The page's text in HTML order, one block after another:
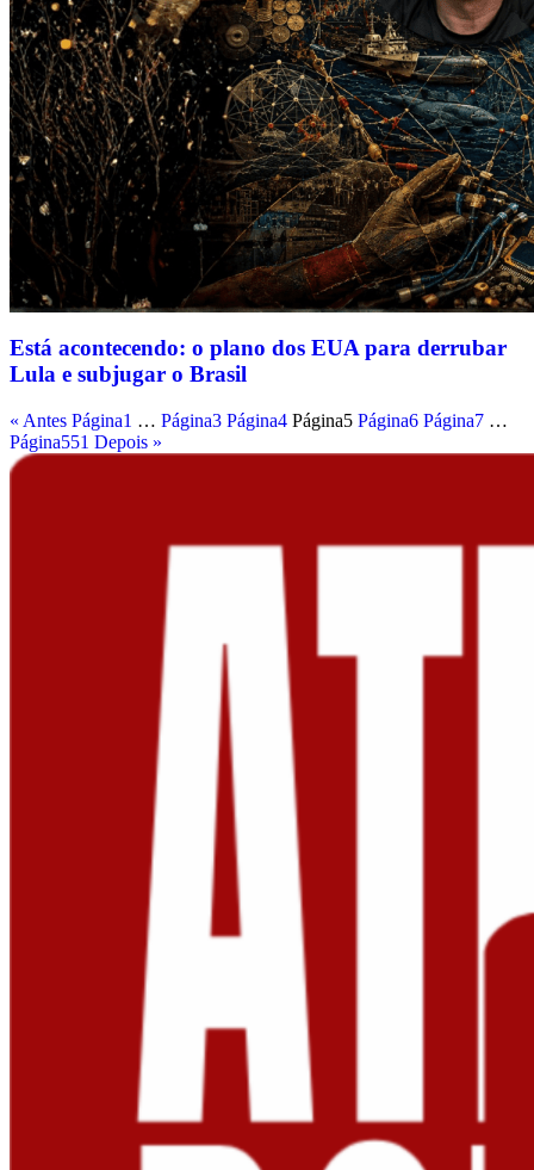
Está acontecendo: o plano dos EUA para derrubar
Lula e subjugar o Brasil
« Antes Página1 … Página3 Página4 Página5 Página6 Página7 …
Página551 Depois »